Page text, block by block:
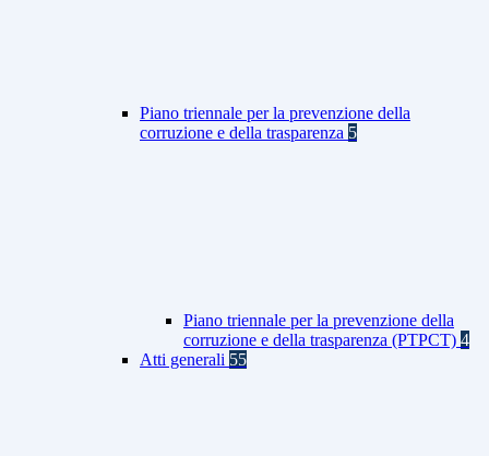
Piano triennale per la prevenzione della
corruzione e della trasparenza 5
Piano triennale per la prevenzione della
corruzione e della trasparenza (PTPCT) 4
Atti generali 55